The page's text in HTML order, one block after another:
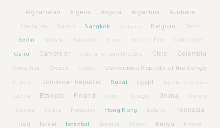
Afghanistan Algeria Angola Argentina Australia
Azerbaijan Bahrain Bangkok Barbados Belgium Benin
Berlin Bolivia Botswana Brunei Burkina Faso Cabo Verde
Cairo Cameroon Central African Republic Chile Colombia
Costa Rica Croatia Cyprus Democratic Republic of the Congo
Djibouti Dominican Republic Dubai Egypt Equatorial Guinea
Estonia Ethiopia Finland Gabon Georgia Ghana Grenada
Guinea Guyana Honduras Hong Kong Iceland Indonesia
Iraq Israel Istanbul Jamaica Jordan Kenya Kosovo